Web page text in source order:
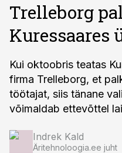
Trelleborg
Kuressaares
Kui oktoobris teatas
firma Trelleborg, et
töötajat, siis tänane
võimaldab ettevõttel
Indrek Kald
Äritehnoloogia.ee juht